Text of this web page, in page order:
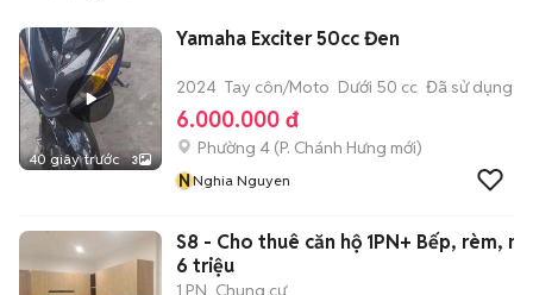
40 giây trước 3
Yamaha Exciter 50cc Đen
2024 Tay côn/Moto Dưới 50 cc Đã sử dụng
6.000.000 đ
Phường 4 (P. Chánh Hưng mới)
NNghia Nguyen
S8 - Cho thuê căn hộ 1PN+ Bếp, rèm,
6 triệu
1 PN Chung cư